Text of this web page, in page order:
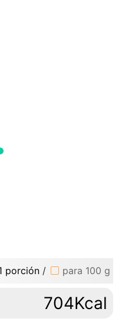
porción / para 100 g
704Kcal